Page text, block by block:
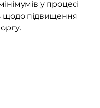
у процесі
щодо підвищення